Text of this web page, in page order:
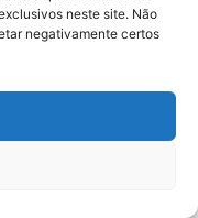
neste site. Não
negativamente certos
e
no RN